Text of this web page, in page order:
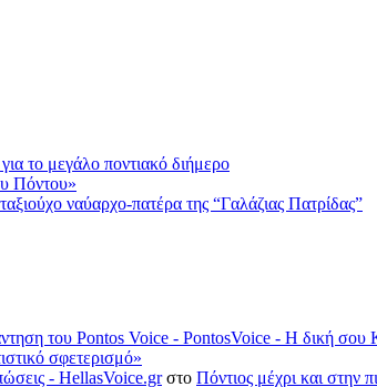
το μεγάλο ποντιακό διήμερο
Πόντου»
ναύαρχο-πατέρα της “Γαλάζιας Πατρίδας”
του Pontos Voice - PontosVoice - H δική
σφετερισμό»
- HellasVoice.grστο Πόντιος μέχρι και στην